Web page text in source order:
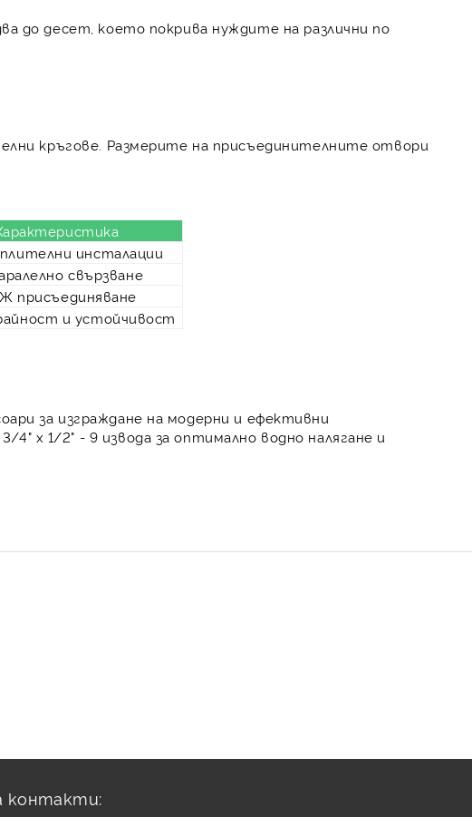
до десет, което покрива нуждите на различни по
кръгове. Размерите на присъединителните отвори
инсталации
свързване
присъединяване
и устойчивост
за изграждане на модерни и ефективни
4" х 1/2" - 9 извода заоптимално водно налягане и
контакти: